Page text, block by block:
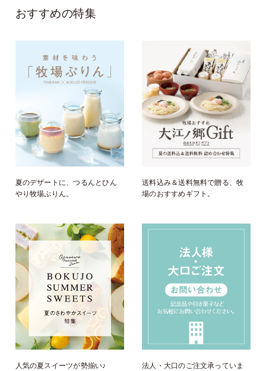
おすすめの特集
夏のデザートに、つるんとひん
やり牧場ぷりん。
送料込み＆送料無料で贈る、牧
場のおすすめギフト。
人気の夏スイーツが勢揃い♪
法人・大口のご注文承っていま